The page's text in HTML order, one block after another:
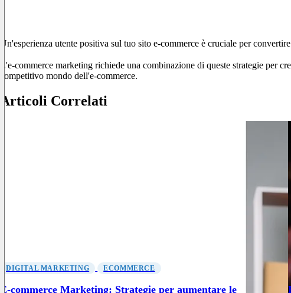
Un'esperienza utente positiva sul tuo sito e-commerce è cruciale per
L'e-commerce marketing richiede una combinazione di queste strategie per
competitivo mondo dell'e-commerce.
Articoli Correlati
DIGITAL MARKETING ECOMMERCE
E-commerce Marketing: Strategie per aumentare le